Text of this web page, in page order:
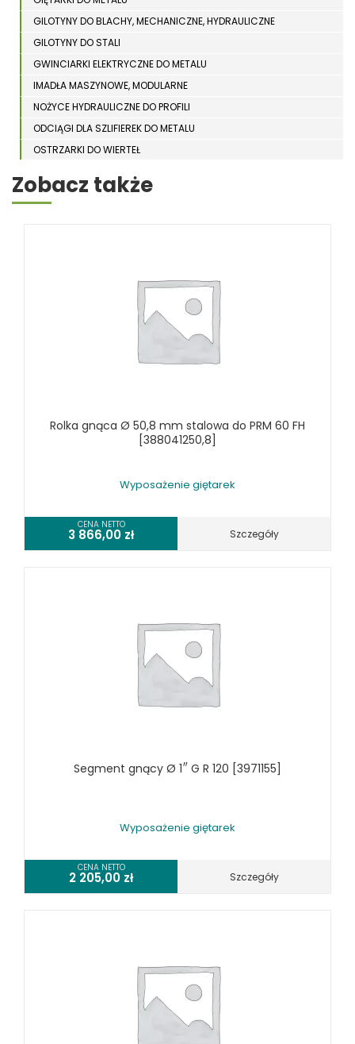
GILOTYNY DO BLACHY, MECHANICZNE, HYDRAULICZNE
GILOTYNY DO STALI
GWINCIARKI ELEKTRYCZNE DO METALU
IMADŁA MASZYNOWE, MODULARNE
NOŻYCE HYDRAULICZNE DO PROFILI
ODCIĄGI DLA SZLIFIEREK DO METALU
OSTRZARKI DO WIERTEŁ
PIŁY TAŚMOWE DO METALU
SZLIFIERKI DO METALU, PŁASZCZYZN
WIERTARKI KOLUMNOWE, SŁUPOWE, STOŁOWE
WIERTARKI MAGNETYCZNE
WYKRAWARKI DO BLACHY, PNEUMATYCZNE
ZAGINARKI DO BLACHY, MECHANICZNE
ŻŁOBIARKI DO BLACHY
WYPOSAŻENIE GIĘTAREK
WYPOSAŻENIE GWINCIAREK
WYPOSAŻENIE ODCIĄGÓW MASZYN DO METALU
WYPOSAŻENIE PIŁ TARCZOWYCH DO METALU
WYPOSAŻENIE SPĘCZAREK
WYPOSAŻENIE WALCAREK
WYPOSAŻENIE WIERTAREK DO METALU
WYPOSAŻENIE WYKRAWAREK
URZĄDZENIA WARSZTATOWE I TRANSPORTOWE
SPRZĘT CZYSZCZĄCY
SPRĘŻARKI I NARZĘDZIA PNEUMATYCZNE
Zobacz także
Rolka gnąca Ø 50,8 mm stalowa do PRM 60 FH
[388041250,8]
Wyposażenie giętarek
CENA NETTO
3 866,00 zł Szczegóły
Segment gnący Ø 1″ G R 120 [3971155]
Wyposażenie giętarek
CENA NETTO
2 205,00 zł Szczegóły